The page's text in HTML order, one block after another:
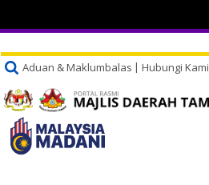
Aduan & Maklumbalas Hubungi Kami